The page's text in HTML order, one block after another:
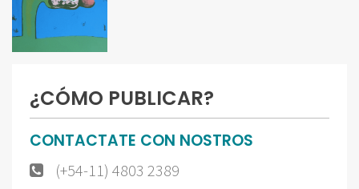
¿CÓMO PUBLICAR?
CONTACTATE CON NOSTROS
(+54-11) 4803 2389